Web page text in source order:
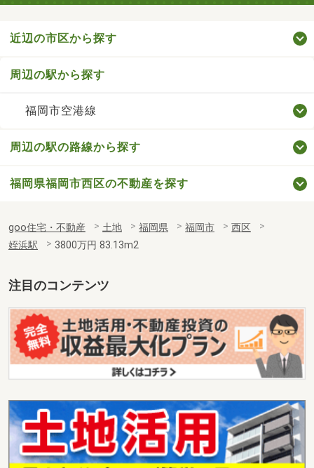
近辺の市区から探す
周辺の駅から探す
福岡市空港線
周辺の駅の路線から探す
福岡県福岡市西区の不動産を探す
goo住宅・不動産 土地 福岡県 福岡市
西区
姪浜駅
3800万円 83.13m2
注目のコンテンツ